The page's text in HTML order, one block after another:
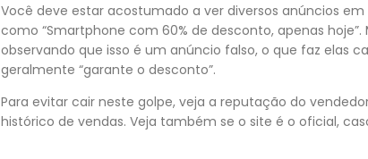
Você deve estar acostumado a ver diversos anúncios
como “Smartphone com 60% de desconto, apenas
observando que isso é um anúncio falso, o que faz elas
geralmente “garante o desconto”.
Para evitar cair neste golpe, veja a reputação do
histórico de vendas. Veja também se o site é o oficial,